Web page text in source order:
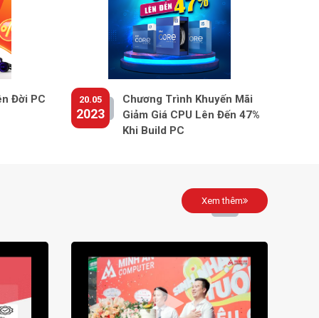
Đời PC 20.05
2023
Chương Trình Khuyến Mãi
Giảm Giá CPU Lên Đến 47%
Khi Build PC
Xem thêm